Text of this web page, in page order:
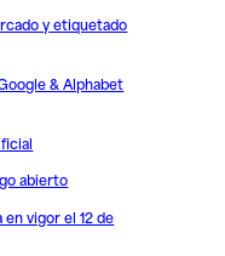
y etiquetado
& Alphabet
abierto
vigor el 12 de